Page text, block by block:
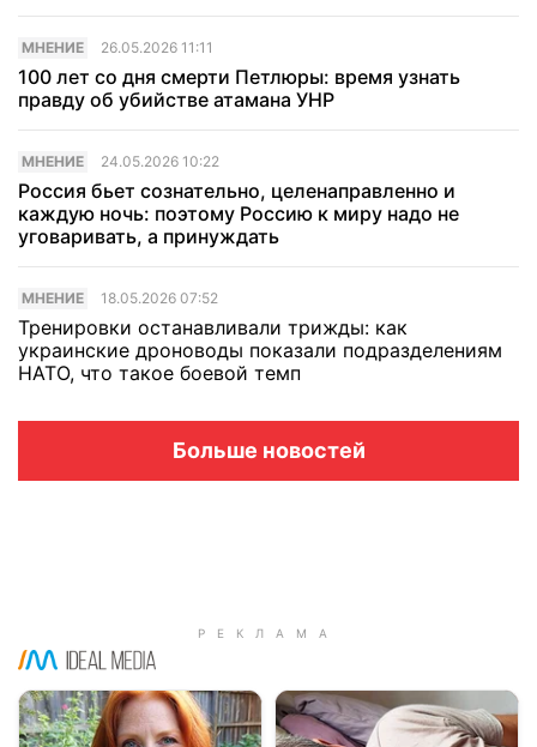
МНЕНИЕ 26.05.2026 11:11
100 лет со дня смерти Петлюры: время узнать
правду об убийстве атамана УНР
МНЕНИЕ 24.05.2026 10:22
Россия бьет сознательно, целенаправленно и
каждую ночь: поэтому Россию к миру надо не
уговаривать, а принуждать
МНЕНИЕ 18.05.2026 07:52
Тренировки останавливали трижды: как
украинские дроноводы показали подразделениям
НАТО, что такое боевой темп
Больше новостей